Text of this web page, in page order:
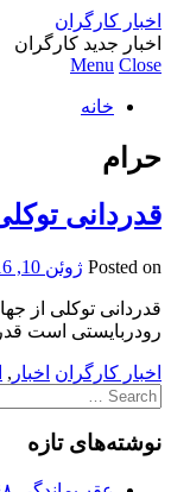
اخبار کارگران
اخبار جدید کارگران
Menu Close
خانه
حرام
قدردانی
Posted on ژوئن 10, 2016
قدردانی توکلی از
رودربایستی است
اخبار کارگران اخبار ,
Search
for:
نوشته‌های تازه